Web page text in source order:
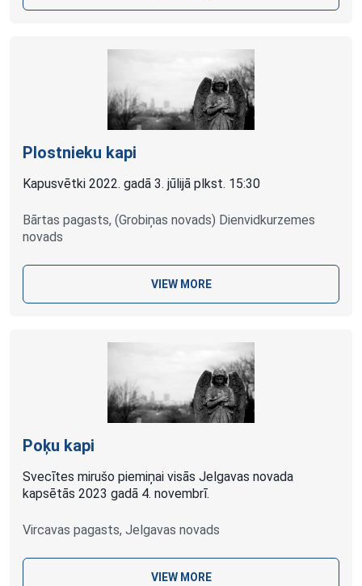
Plostnieku kapi
Kapusvētki 2022. gadā 3. jūlijā plkst. 15:30
Bārtas pagasts, (Grobiņas novads) Dienvidkurzemes
novads
VIEW MORE
Poķu kapi
Svecītes mirušo piemiņai visās Jelgavas novada
kapsētās 2023 gadā 4. novembrī.
Vircavas pagasts, Jelgavas novads
VIEW MORE